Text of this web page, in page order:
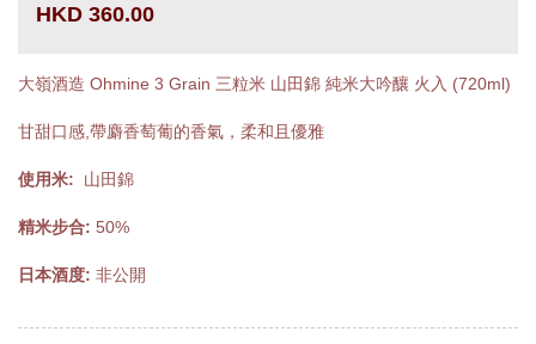
HKD 360.00
大嶺酒造 Ohmine 3 Grain 三粒米 山田錦 純米大吟釀 火入 (720ml)
甘甜口感,帶麝香萄葡的香氣，柔和且優雅
使用米: 山田錦
精米步合: 50%
日本酒度: 非公開